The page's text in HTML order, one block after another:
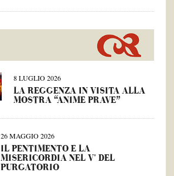
8 LUGLIO 2026
LA REGGENZA IN VISITA ALLA
MOSTRA “ANIME PRAVE”
26 MAGGIO 2026
IL PENTIMENTO E LA
MISERICORDIA NEL V° DEL
PURGATORIO